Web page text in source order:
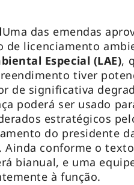
Uma das emendas
de licenciamento
Especial (LAE),
tiver
de significativa
poderá ser usado
estratégicos
do presidente
conforme o
bianual, e uma
à função.